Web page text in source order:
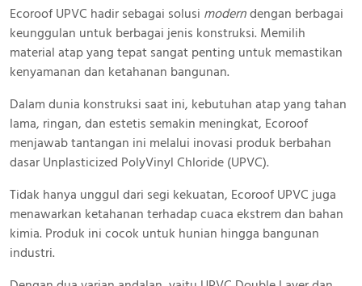
Ecoroof UPVC hadir sebagai solusi moderndengan berbagai
keunggulan untuk berbagai jenis konstruksi. Memilih
material atap yang tepat sangat penting untuk memastikan
kenyamanan dan ketahanan bangunan.
Dalam dunia konstruksi saat ini, kebutuhan atap yang tahan
lama, ringan, dan estetis semakin meningkat, Ecoroof
menjawab tantangan ini melalui inovasi produk berbahan
dasar Unplasticized PolyVinyl Chloride (UPVC).
Tidak hanya unggul dari segi kekuatan, Ecoroof UPVC juga
menawarkan ketahanan terhadap cuaca ekstrem dan bahan
kimia. Produk ini cocok untuk hunian hingga bangunan
industri.